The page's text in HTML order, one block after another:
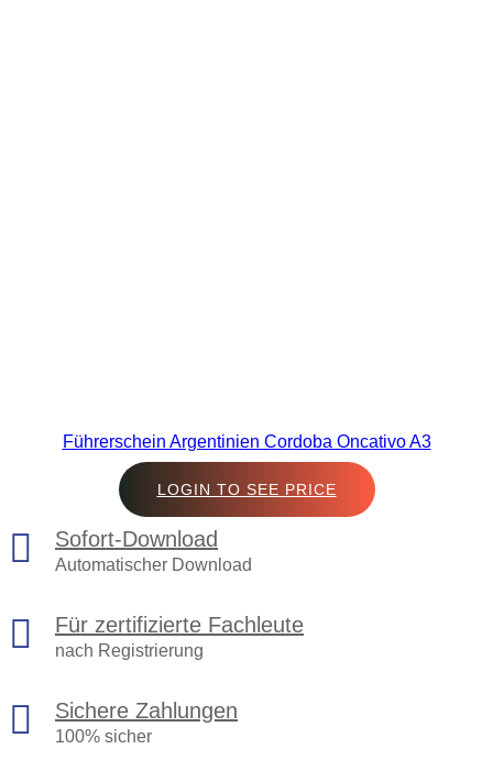
Führerschein Argentinien Cordoba Oncativo A3
LOGIN TO SEE PRICE
Sofort-Download
Automatischer Download
Für zertifizierte Fachleute
nach Registrierung
Sichere Zahlungen
100% sicher